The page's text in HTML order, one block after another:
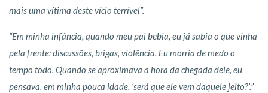
mais uma vítima deste vício terrível”.
“Em minha infância, quando meu pai bebia, eu já sabia o que vinha
pela frente: discussões, brigas, violência. Eu morria de medo o
tempo todo. Quando se aproximava a hora da chegada dele, eu
pensava, em minha pouca idade, ‘será que ele vem daquele jeito?’.”